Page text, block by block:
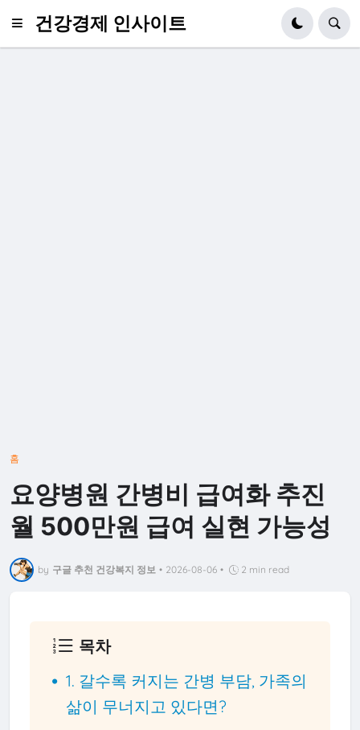
건강경제 인사이트
홈
요양병원 간병비 급여화 추진
월 500만원 급여 실현 가능성
by 구글 추천 건강복지 정보 • 2026-08-06 • 2 min read
목차
1. 갈수록 커지는 간병 부담, 가족의
삶이 무너지고 있다면?